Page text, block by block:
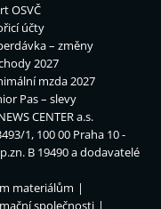
OSVČ
účty
– změny
2027
mzda 2027
Pas – slevy
CENTER a.s.
1, 100 00 Praha 10 -
B 19490 a dodavatelé
materiálům
společnosti